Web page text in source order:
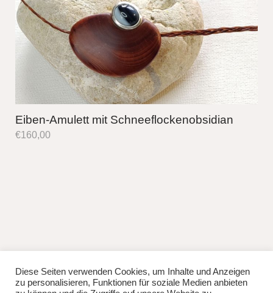
Eiben-Amulett mit Schneeflockenobsidian
€160,00
fb instag
© 2026Lisa Manhuru. Powered byWordPress
Diese Seiten verwenden Cookies, um Inhalte und Anzeigen
zu personalisieren, Funktionen für soziale Medien anbieten